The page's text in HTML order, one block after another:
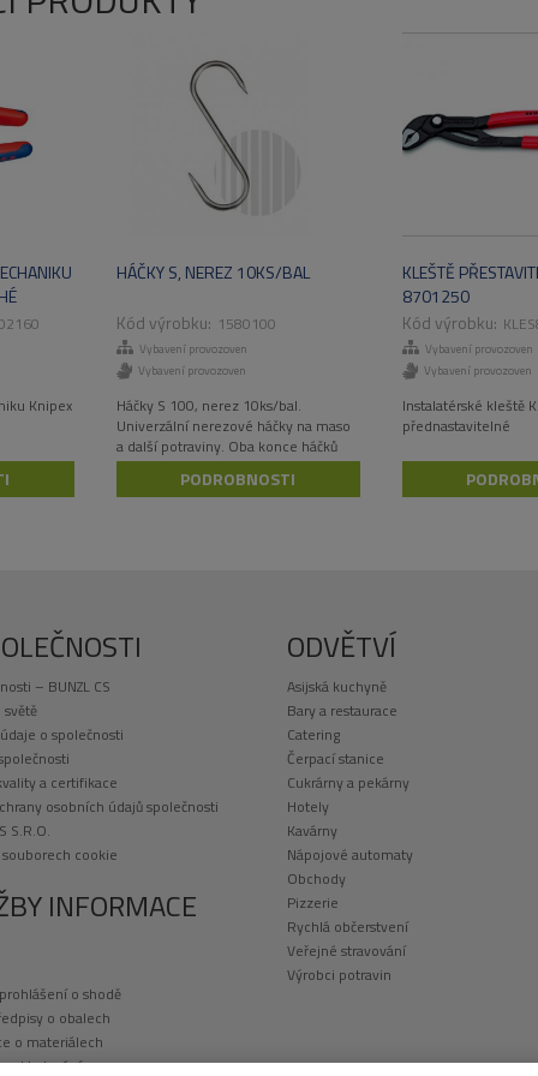
Knipex
HÁČKY S, NEREZ 10KS/BAL
1580100
Vybavení provozoven
Vybavení provozoven
Háčky S 100, nerez 10ks/bal.
Univerzální nerezové háčky na maso
a další potraviny. Oba konce háčků
jsou zakončeny ostrou špičkou.
PODROBNOSTI
KLEŠTĚ
8701250
Vybavení provozoven
Vybavení provozoven
Instalatérské kleště
přednastavitelné
– BUNZL CS
o společnosti
a certifikace
osobních údajů společnosti
S.R.O.
souborech cookie
INFORMACE
o shodě
o obalech
o materiálech
skladování
ODVĚTVÍ
Asijská kuchyně
Bary a restaurace
Catering
Čerpací stanice
Cukrárny a pekárny
Hotely
Kavárny
Nápojové automaty
Obchody
Pizzerie
Rychlá občerstvení
Veřejné stravování
Výrobci potravin